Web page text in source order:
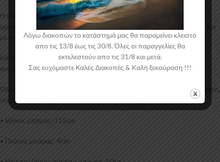
Η ιταλική εταιρία CAM δημιουργεί ολοκληρωμένα πακέτα μπαρών
οροφής, σειρά TOTUS, τα οποία μπορούν να τοποθετηθούν εύκολα και
με ασφάλεια από εσάς.
Κάθε κιτ αναπτύσσεται και σχεδιάζεται ξεχωριστά για κάθε μοντέλο
αυτοκίνητου.
Όλα τα προϊόντα της CAM πληρούν όλες τις Ευρωπαϊκές προδιαγραφές,
συμπεριλαμβανομένου και T.U.V.
• Μήκος μπάρας: 112cm
• Πλάτος μπάρας: 4cm
Λόγω διακοπών το κατάστημά μας θα παραμείνει κλειστό
απο τις 13/8 έως τις 30/8. Όλες οι παραγγελίες θα
εκτελεστούν απο τις 31/8 και μετά.
Σας ευχόμαστε Καλές Διακοπές & Kαλή ξεκούραση !!!